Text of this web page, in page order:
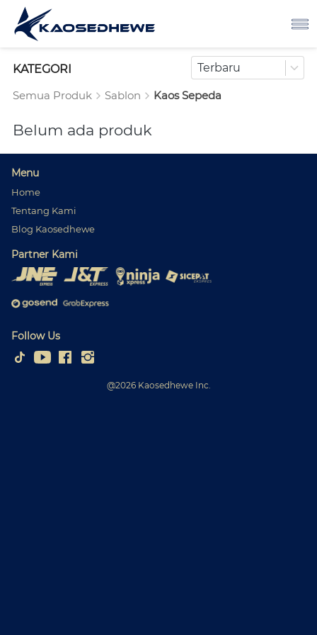
KATEGORI Terbaru
Semua Produk Sablon Kaos Sepeda
Belum ada produk
Menu
Home
Tentang Kami
Blog Kaosedhewe
Partner Kami
Follow Us
@2026Kaosedhewe Inc.